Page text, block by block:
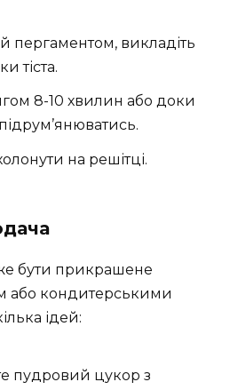
пергаментом, викладіть
тіста.
8-10 хвилин або доки
на решітці.
бути прикрашене
або кондитерськими
ідей:
пудровий цукор з